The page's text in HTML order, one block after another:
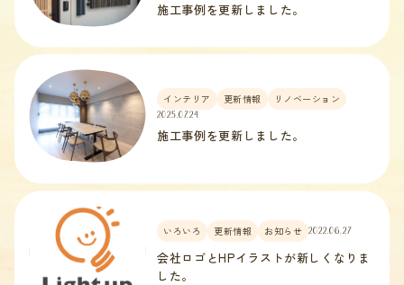
施工事例を更新しました。
インテリア 更新情報 リノベーション
2025.07.24
施工事例を更新しました。
いろいろ 更新情報 お知らせ 2022.06.27
会社ロゴとHPイラストが新しくなりま
した。